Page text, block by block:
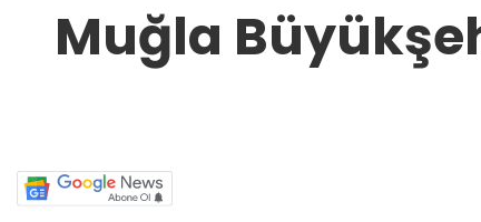
Muğla